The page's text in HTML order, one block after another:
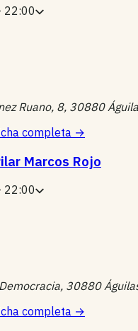
22:00
Ruano, 8, 30880
completa →
Marcos Rojo
22:00
30880
completa →